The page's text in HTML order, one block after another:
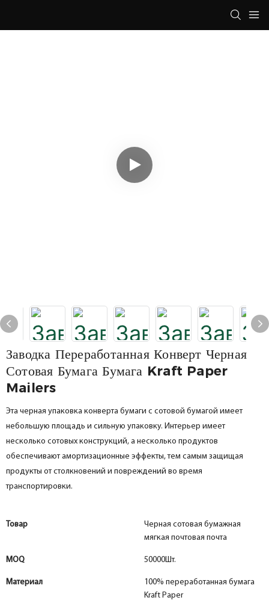
Заводка Переработанная Конверт Черная
Сотовая Бумага Бумага Kraft Paper
Mailers
Эта черная упаковка конверта бумаги с сотовой бумагой имеет
небольшую площадь и сильную упаковку. Интерьер имеет
несколько сотовых конструкций, а несколько продуктов
обеспечивают амортизационные эффекты, тем самым защищая
продукты от столкновений и повреждений во время
транспортировки.
Товар
Черная сотовая бумажная
мягкая почтовая почта
MOQ 50000Шт.
Материал
100% переработанная бумага
Kraft Paper